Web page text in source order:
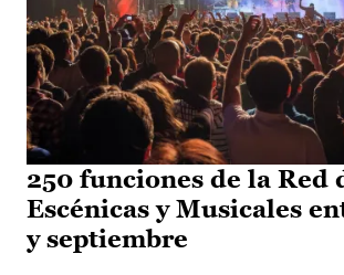
250 funciones de la Red
Escénicas y Musicales
y septiembre